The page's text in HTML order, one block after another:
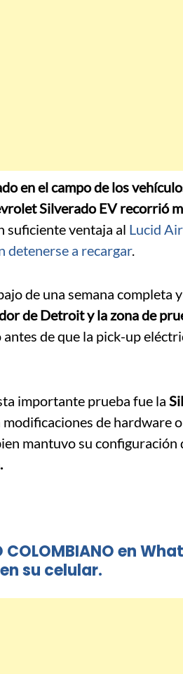
en el campo de los
Silverado EV recorrió
suficiente ventaja al Lucid
detenerse a recargar.
de una semana completa
de Detroit y la zona de
de que la pick-up
importante prueba fue la
modificaciones de hardware
mantuvo su configuración
COLOMBIANO en
su celular.